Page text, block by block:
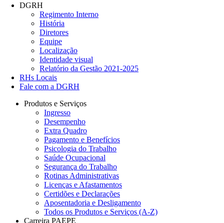
DGRH
Regimento Interno
História
Diretores
Equipe
Localização
Identidade visual
Relatório da Gestão 2021-2025
RHs Locais
Fale com a DGRH
Produtos e Serviços
Ingresso
Desempenho
Extra Quadro
Pagamento e Benefícios
Psicologia do Trabalho
Saúde Ocupacional
Segurança do Trabalho
Rotinas Administrativas
Licenças e Afastamentos
Certidões e Declarações
Aposentadoria e Desligamento
Todos os Produtos e Serviços (A-Z)
Carreira PAEPE